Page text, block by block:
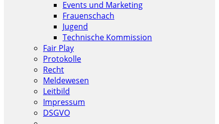
Events und Marketing
Frauenschach
Jugend
Technische Kommission
Fair Play
Protokolle
Recht
Meldewesen
Leitbild
Impressum
DSGVO